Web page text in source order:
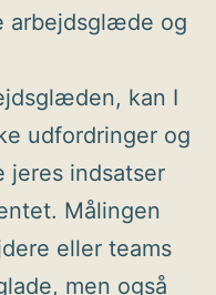
arbejdsglæde og
kan I
udfordringer og
jeres indsatser
Målingen
eller teams
men også